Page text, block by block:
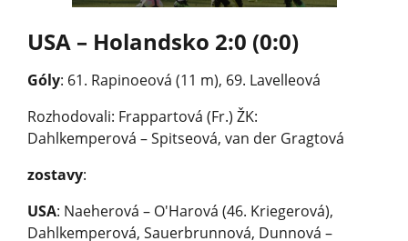
USA – Holandsko 2:0 (0:0)
Góly: 61. Rapinoeová (11 m), 69. Lavelleová
Rozhodovali: Frappartová (Fr.) ŽK:
Dahlkemperová – Spitseová, van der Gragtová
zostavy:
USA: Naeherová – O'Harová (46. Kriegerová),
Dahlkemperová, Sauerbrunnová, Dunnová –